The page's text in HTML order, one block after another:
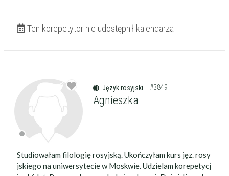
Ten korepetytor nie udostępnił kalendarza
Język rosyjski #3849
Agnieszka
Studiowałam filologię rosyjską. Ukończyłam kurs jęz. rosy
jskiego na uniwersytecie w Moskwie. Udzielam korepetycj